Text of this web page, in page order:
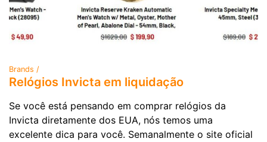
Brands /
Relógios Invicta em liquidação
Se você está pensando em comprar relógios da
Invicta diretamente dos EUA, nós temos uma
excelente dica para você. Semanalmente o site oficial